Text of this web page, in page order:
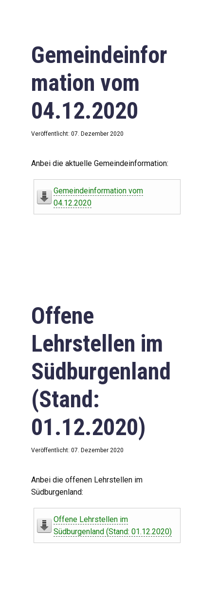
Gemeindeinfor
mation vom
04.12.2020
Veröffentlicht: 07. Dezember 2020
Anbei die aktuelle Gemeindeinformation:
Gemeindeinformation vom
04.12.2020
Offene
Lehrstellen im
Südburgenland
(Stand:
01.12.2020)
Veröffentlicht: 07. Dezember 2020
Anbei die offenen Lehrstellen im
Südburgenland:
Offene Lehrstellen im
Südburgenland (Stand: 01.12.2020)